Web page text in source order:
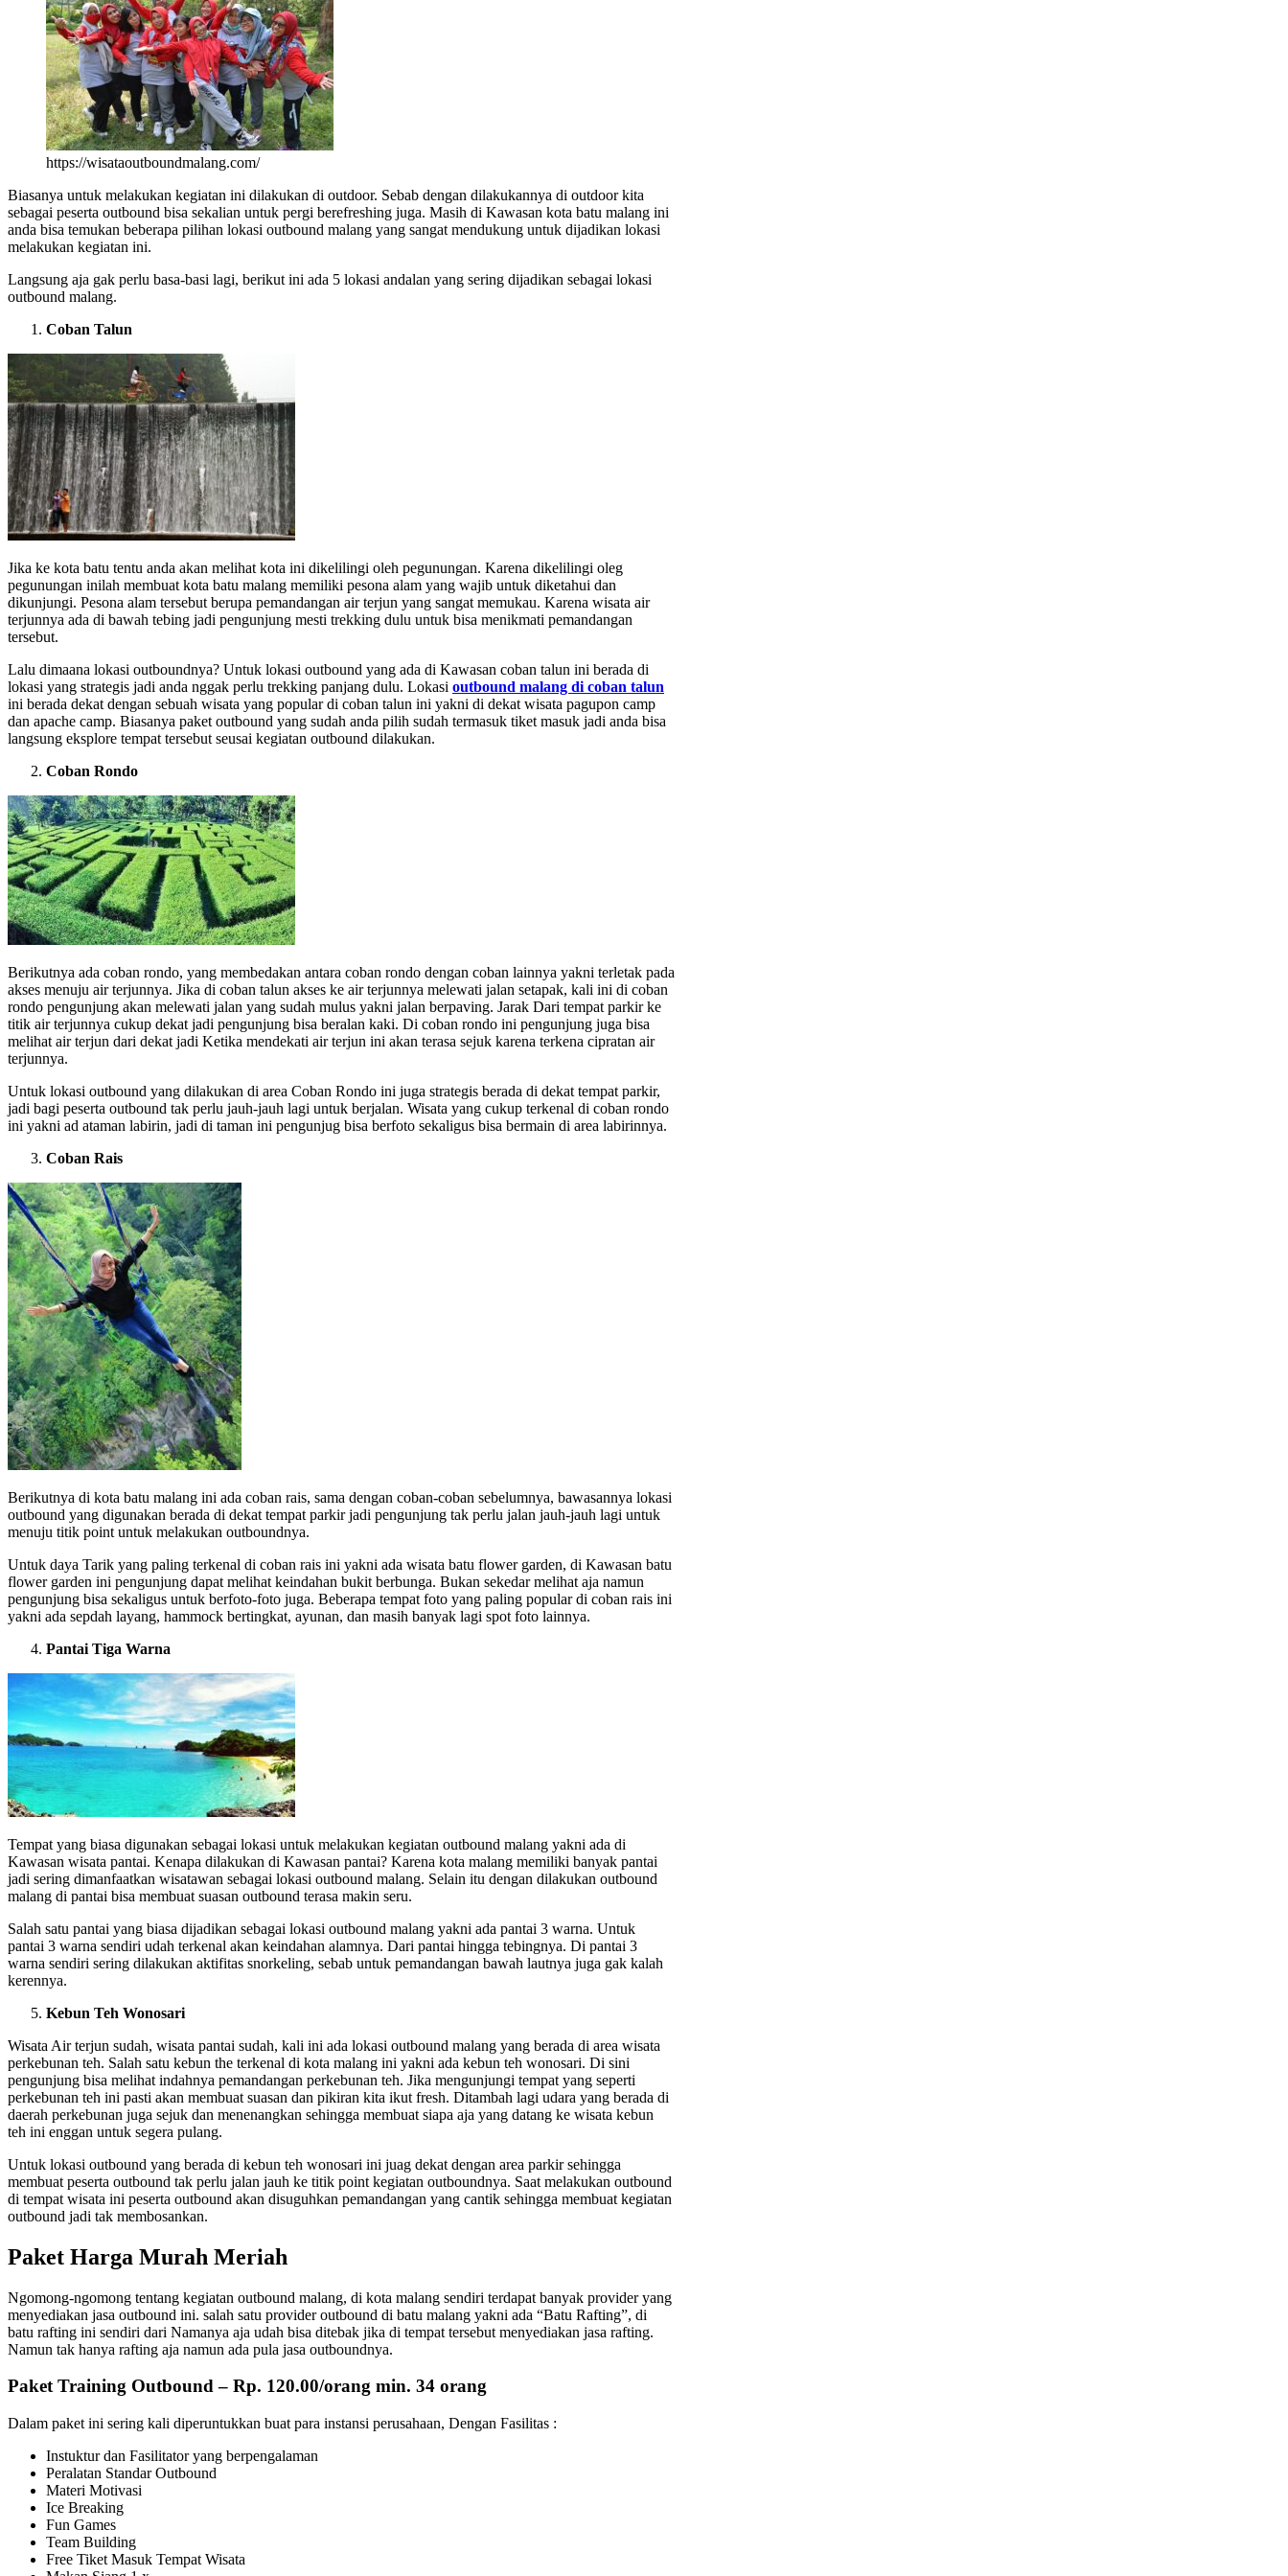
https://wisataoutboundmalang.com/
Biasanya untuk melakukan kegiatan ini dilakukan di outdoor. Sebab dengan dilakukannya di outdoor kita
sebagai peserta outbound bisa sekalian untuk pergi berefreshing juga. Masih di Kawasan kota batu malang ini
anda bisa temukan beberapa pilihan lokasi outbound malang yang sangat mendukung untuk dijadikan lokasi
melakukan kegiatan ini.
Langsung aja gak perlu basa-basi lagi, berikut ini ada 5 lokasi andalan yang sering dijadikan sebagai lokasi
outbound malang.
Coban Talun
Jika ke kota batu tentu anda akan melihat kota ini dikelilingi oleh pegunungan. Karena dikelilingi oleg
pegunungan inilah membuat kota batu malang memiliki pesona alam yang wajib untuk diketahui dan
dikunjungi. Pesona alam tersebut berupa pemandangan air terjun yang sangat memukau. Karena wisata air
terjunnya ada di bawah tebing jadi pengunjung mesti trekking dulu untuk bisa menikmati pemandangan
tersebut.
Lalu dimaana lokasi outboundnya? Untuk lokasi outbound yang ada di Kawasan coban talun ini berada di
lokasi yang strategis jadi anda nggak perlu trekking panjang dulu. Lokasi outbound malang di coban talun
ini berada dekat dengan sebuah wisata yang popular di coban talun ini yakni di dekat wisata pagupon camp
dan apache camp. Biasanya paket outbound yang sudah anda pilih sudah termasuk tiket masuk jadi anda bisa
langsung eksplore tempat tersebut seusai kegiatan outbound dilakukan.
Coban Rondo
Berikutnya ada coban rondo, yang membedakan antara coban rondo dengan coban lainnya yakni terletak pada
akses menuju air terjunnya. Jika di coban talun akses ke air terjunnya melewati jalan setapak, kali ini di coban
rondo pengunjung akan melewati jalan yang sudah mulus yakni jalan berpaving. Jarak Dari tempat parkir ke
titik air terjunnya cukup dekat jadi pengunjung bisa beralan kaki. Di coban rondo ini pengunjung juga bisa
melihat air terjun dari dekat jadi Ketika mendekati air terjun ini akan terasa sejuk karena terkena cipratan air
terjunnya.
Untuk lokasi outbound yang dilakukan di area Coban Rondo ini juga strategis berada di dekat tempat parkir,
jadi bagi peserta outbound tak perlu jauh-jauh lagi untuk berjalan. Wisata yang cukup terkenal di coban rondo
ini yakni ad ataman labirin, jadi di taman ini pengunjug bisa berfoto sekaligus bisa bermain di area labirinnya.
Coban Rais
Berikutnya di kota batu malang ini ada coban rais, sama dengan coban-coban sebelumnya, bawasannya lokasi
outbound yang digunakan berada di dekat tempat parkir jadi pengunjung tak perlu jalan jauh-jauh lagi untuk
menuju titik point untuk melakukan outboundnya.
Untuk daya Tarik yang paling terkenal di coban rais ini yakni ada wisata batu flower garden, di Kawasan batu
flower garden ini pengunjung dapat melihat keindahan bukit berbunga. Bukan sekedar melihat aja namun
pengunjung bisa sekaligus untuk berfoto-foto juga. Beberapa tempat foto yang paling popular di coban rais ini
yakni ada sepdah layang, hammock bertingkat, ayunan, dan masih banyak lagi spot foto lainnya.
Pantai Tiga Warna
Tempat yang biasa digunakan sebagai lokasi untuk melakukan kegiatan outbound malang yakni ada di
Kawasan wisata pantai. Kenapa dilakukan di Kawasan pantai? Karena kota malang memiliki banyak pantai
jadi sering dimanfaatkan wisatawan sebagai lokasi outbound malang. Selain itu dengan dilakukan outbound
malang di pantai bisa membuat suasan outbound terasa makin seru.
Salah satu pantai yang biasa dijadikan sebagai lokasi outbound malang yakni ada pantai 3 warna. Untuk
pantai 3 warna sendiri udah terkenal akan keindahan alamnya. Dari pantai hingga tebingnya. Di pantai 3
warna sendiri sering dilakukan aktifitas snorkeling, sebab untuk pemandangan bawah lautnya juga gak kalah
kerennya.
Kebun Teh Wonosari
Wisata Air terjun sudah, wisata pantai sudah, kali ini ada lokasi outbound malang yang berada di area wisata
perkebunan teh. Salah satu kebun the terkenal di kota malang ini yakni ada kebun teh wonosari. Di sini
pengunjung bisa melihat indahnya pemandangan perkebunan teh. Jika mengunjungi tempat yang seperti
perkebunan teh ini pasti akan membuat suasan dan pikiran kita ikut fresh. Ditambah lagi udara yang berada di
daerah perkebunan juga sejuk dan menenangkan sehingga membuat siapa aja yang datang ke wisata kebun
teh ini enggan untuk segera pulang.
Untuk lokasi outbound yang berada di kebun teh wonosari ini juag dekat dengan area parkir sehingga
membuat peserta outbound tak perlu jalan jauh ke titik point kegiatan outboundnya. Saat melakukan outbound
di tempat wisata ini peserta outbound akan disuguhkan pemandangan yang cantik sehingga membuat kegiatan
outbound jadi tak membosankan.
Paket Harga Murah Meriah
Ngomong-ngomong tentang kegiatan outbound malang, di kota malang sendiri terdapat banyak provider yang
menyediakan jasa outbound ini. salah satu provider outbound di batu malang yakni ada “Batu Rafting”, di
batu rafting ini sendiri dari Namanya aja udah bisa ditebak jika di tempat tersebut menyediakan jasa rafting.
Namun tak hanya rafting aja namun ada pula jasa outboundnya.
Paket Training Outbound – Rp. 120.00/orang min. 34 orang
Dalam paket ini sering kali diperuntukkan buat para instansi perusahaan, Dengan Fasilitas :
Instuktur dan Fasilitator yang berpengalaman
Peralatan Standar Outbound
Materi Motivasi
Ice Breaking
Fun Games
Team Building
Free Tiket Masuk Tempat Wisata